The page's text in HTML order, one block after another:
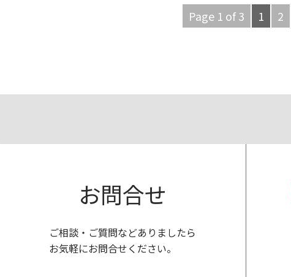
Page 1 of 3 1 2
お問合せ
ご相談・ご質問などありましたら
お気軽にお問合せください。